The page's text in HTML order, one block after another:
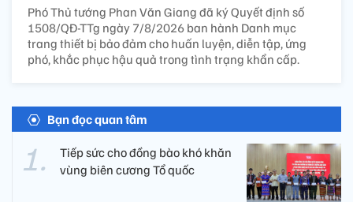
Phó Thủ tướng Phan Văn Giang đã ký Quyết định số
1508/QĐ-TTg ngày 7/8/2026 ban hành Danh mục
trang thiết bị bảo đảm cho huấn luyện, diễn tập, ứng
phó, khắc phục hậu quả trong tình trạng khẩn cấp.
Bạn đọc quan tâm
Tiếp sức cho đồng bào khó khăn
vùng biên cương Tổ quốc